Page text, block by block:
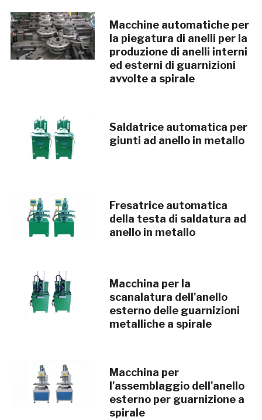
Macchine automatiche per
la piegatura di anelli per la
produzione di anelli interni
ed esterni di guarnizioni
avvolte a spirale
Saldatrice automatica per
giunti ad anello in metallo
Fresatrice automatica
della testa di saldatura ad
anello in metallo
Macchina per la
scanalatura dell'anello
esterno delle guarnizioni
metalliche a spirale
Macchina per
l'assemblaggio dell'anello
esterno per guarnizione a
spirale